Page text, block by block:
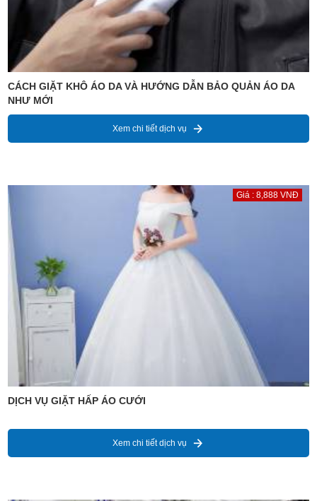
CÁCH GIẶT KHÔ ÁO DA VÀ HƯỚNG DẪN BẢO QUẢN ÁO DA
NHƯ MỚI
Xem chi tiết dịch vụ
Giá : 8,888 VNĐ
DỊCH VỤ GIẶT HẤP ÁO CƯỚI
Xem chi tiết dịch vụ